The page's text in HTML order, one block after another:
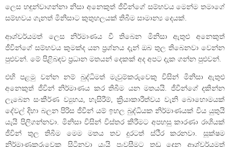
ලෙස හඳුන්වාගන්නා නිසා අනෙකුත් ජීවීන්ගේ සම්භවය මෙන්ම තමාගේ
සම්භවය ගැනත් මිනිසාට කුතුහලයක් තිබීම සාමාන්‍ය දෙයක්.
ආශ්චර්යමත් ලෙස නිර්මාණය වී තිබෙන මිනිසා ඇතුළු අනෙකුත්
ජීවින්ගේ සම්භවය කුමක්ද යන ප්‍රශ්නය දැන් ඔබ තුල තිබෙනවා වෙන්න
පුළුවන්. මේ පිළිබඳව ප්‍රධාන මතයන් දෙකක් අද අපට දැක ගන්න පුළුවන්.
එහි පළමු වන්න නම් බුද්ධිමත් මැවුම්කරුවෙකු විසින් මිනිසා ඇතුළු
අනෙකුත් ජීවින් නිර්මාණය කර තිබීම යන මතයයි. ජීවීන්ගේ දකින්න
ලැබෙන සංකීර්ණ ව්‍යුහය, හැසිරීම්, ක්‍රියාකාරීත්වය වැනි බොහොමයක්
දේවල් දිහා බලන පිරිස ජීවීන් යම් ඉහල බුද්ධියක නිර්මාණයක් විය යුතුයි
යැයි පිලිගන්නවා. මිනිසා විසින් විස්තර කිරීමට අපහසු කාරණා රාශියක්
ජීවින් තුල තිබීම මෙම මතය තව දුරටත් ස්ථීර කරනවා. සූක්ෂම
නිර්මාණකරුවෙකු සිටිනවා යැයි පැවසීමට තුඩු දෙන ආශ්චර්යමත්